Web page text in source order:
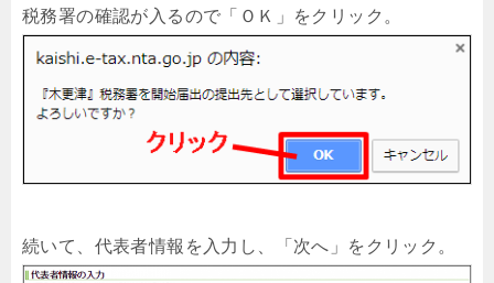
税務署の確認が入るので「ＯＫ」をクリック。
続いて、代表者情報を入力し、「次へ」をクリック。